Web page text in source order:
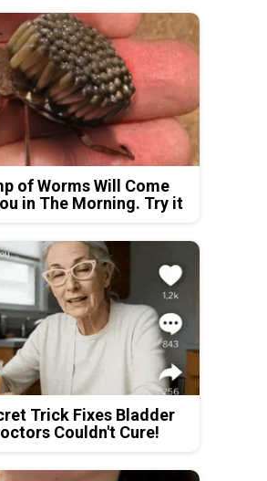
of Worms Will Come
in The Morning. Try it
Trick Fixes Bladder
Couldn't Cure!